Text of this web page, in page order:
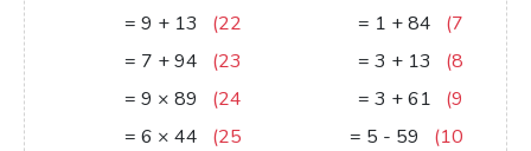
7)
84
+
1
=
8)
13
+
3
=
9)
61
+
3
=
10)
59
-
5
=
22)
13
+
9
=
23)
94
+
7
=
24)
89
×
9
=
25)
44
×
6
=